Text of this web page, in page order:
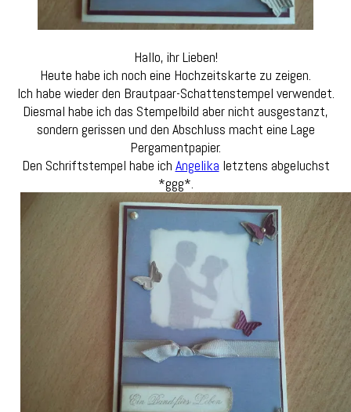
Hallo, ihr Lieben!
Heute habe ich noch eine Hochzeitskarte zu zeigen.
Ich habe wieder den Brautpaar-Schattenstempel verwendet.
Diesmal habe ich das Stempelbild aber nicht ausgestanzt,
sondern gerissen und den Abschluss macht eine Lage
Pergamentpapier.
Den Schriftstempel habe ich Angelika letztens abgeluchst
*ggg*.